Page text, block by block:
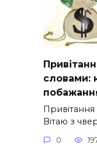
словами:
Привітання
Вітаю з
0